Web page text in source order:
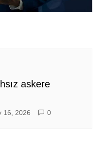
askere
16, 2026 0